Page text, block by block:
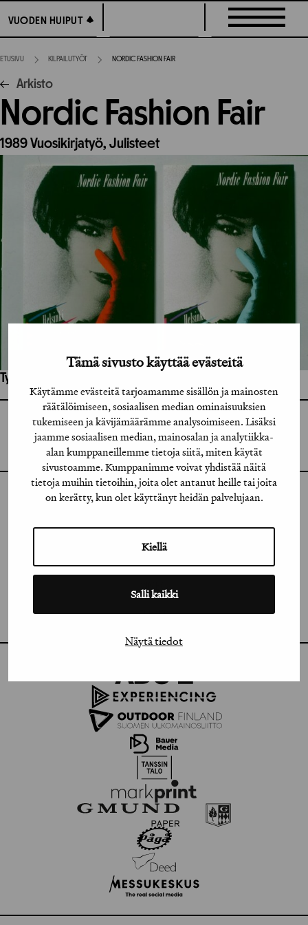
Tämä sivusto käyttää evästeitä
Käytämme evästeitä tarjoamamme sisällön ja mainosten
räätälöimiseen, sosiaalisen median ominaisuuksien
tukemiseen ja kävijämäärämme analysoimiseen. Lisäksi
jaamme sosiaalisen median, mainosalan ja analytiikka-
alan kumppaneillemme tietoja siitä, miten käytät
sivustoamme. Kumppanimme voivat yhdistää näitä
tietoja muihin tietoihin, joita olet antanut heille tai joita
on kerätty, kun olet käyttänyt heidän palvelujaan.
Kiellä
Salli kaikki
Näytä tiedot
suoraan
sisältöön
VUODEN HUIPUT
VUODEN HUIPUT
ETUSIVU KILPAILUTYÖT NORDIC FASHION FAIR
Arkisto
Nordic Fashion Fair
1989Vuosikirjatyö, Julisteet
Työhön osallistuneet henkilöt / tahot:
GRAFIA RY
UUDENMAANKATU 11 B 9,
00120 HELSINKI
INSTAGRAM
LINKEDIN
VIMEO
FLICKR